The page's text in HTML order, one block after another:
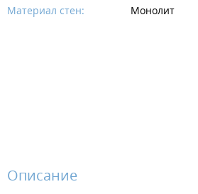
Материал стен:
Монолит
Описание